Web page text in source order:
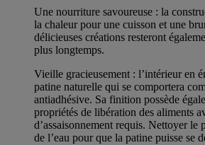
Une nourriture savoureuse : la
la chaleur pour une cuisson et une
délicieuses créations resteront
plus longtemps.
Vieille gracieusement : l’intérieur en
patine naturelle qui se comportera
antiadhésive. Sa finition possède
propriétés de libération des aliments
d’assaisonnement requis. Nettoyer le
de l’eau pour que la patine puisse se